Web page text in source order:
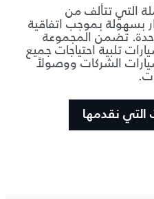
التي تتألف من
بسهولة بموجب اتفاقية
تضمن المجموعة
تلبية احتياجات جميع
الشركات ووصولاً
التي نقدمها